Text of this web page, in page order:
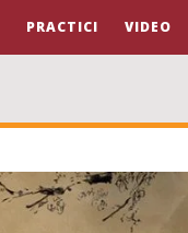
PRACTICI VIDEO